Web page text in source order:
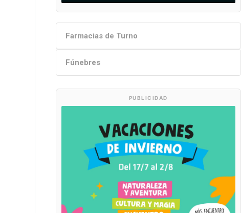
Farmacias de Turno
Fúnebres
PUBLICIDAD